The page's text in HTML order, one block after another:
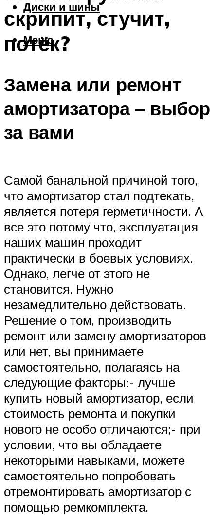
Диски и шины
Меню
скрипит, стучит,
потёк?
Замена или ремонт
амортизатора – выбор
за вами
Самой банальной причиной того,
что амортизатор стал подтекать,
является потеря герметичности. А
все это потому что, эксплуатация
наших машин проходит
практически в боевых условиях.
Однако, легче от этого не
становится. Нужно
незамедлительно действовать.
Решение о том, производить
ремонт или замену амортизаторов
или нет, вы принимаете
самостоятельно, полагаясь на
следующие факторы:- лучше
купить новый амортизатор, если
стоимость ремонта и покупки
нового не особо отличаются;- при
условии, что вы обладаете
некоторыми навыками, можете
самостоятельно попробовать
отремонтировать амортизатор с
помощью ремкомплекта.